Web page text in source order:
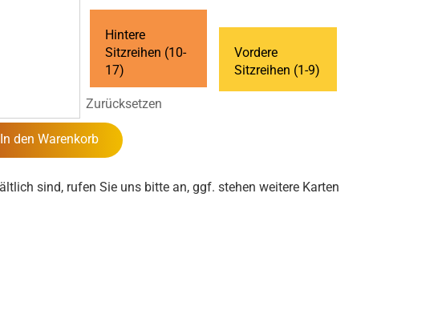
Hintere
Sitzreihen (10-
17)
Vordere
Sitzreihen (1-9)
Zurücksetzen
In den Warenkorb
sind, rufen Sie uns bitte an, ggf. stehen weitere Karten